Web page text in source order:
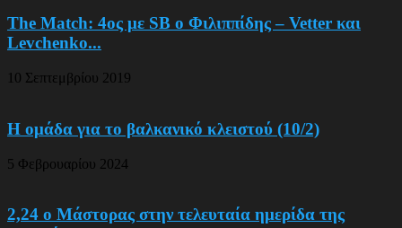
The Match: 4ος με SB o Φιλιππίδης – Vetter και
Levchenko...
10 Σεπτεμβρίου 2019
Η ομάδα για το βαλκανικό κλειστού (10/2)
5 Φεβρουαρίου 2024
2,24 ο Μάστορας στην τελευταία ημερίδα της